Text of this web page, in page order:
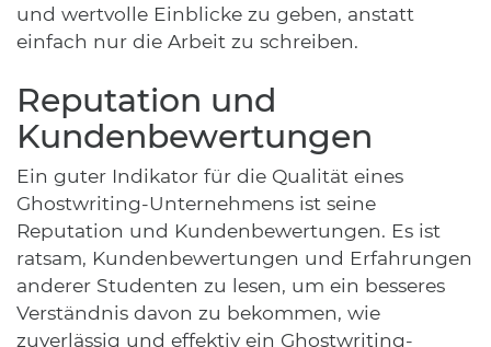
und wertvolle Einblicke zu geben, anstatt
einfach nur die Arbeit zu schreiben.
Reputation und
Kundenbewertungen
Ein guter Indikator für die Qualität eines
Ghostwriting-Unternehmens ist seine
Reputation und Kundenbewertungen. Es ist
ratsam, Kundenbewertungen und Erfahrungen
anderer Studenten zu lesen, um ein besseres
Verständnis davon zu bekommen, wie
zuverlässig und effektiv ein Ghostwriting-